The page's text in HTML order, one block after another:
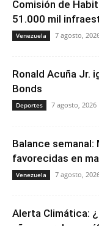
Comisión de
51.000 mil
Venezuela 7 agosto,
Ronald Acuña Jr.
Bonds
Deportes 7 agosto, 2026
Balance semanal:
favorecidas en
Venezuela 7 agosto,
Alerta Climática: